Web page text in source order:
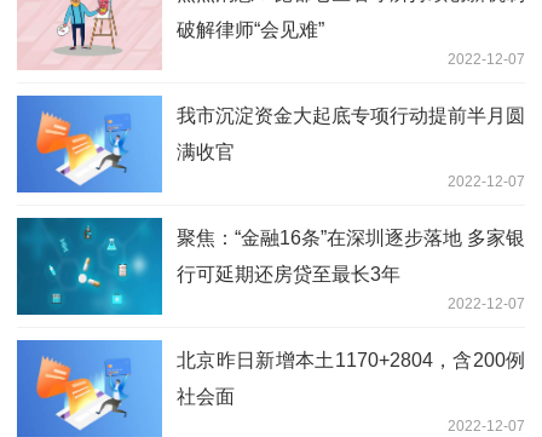
破解律师“会见难”
2022-12-07
我市沉淀资金大起底专项行动提前半月圆
满收官
2022-12-07
聚焦：“金融16条”在深圳逐步落地 多家银
行可延期还房贷至最长3年
2022-12-07
北京昨日新增本土1170+2804，含200例
社会面
2022-12-07